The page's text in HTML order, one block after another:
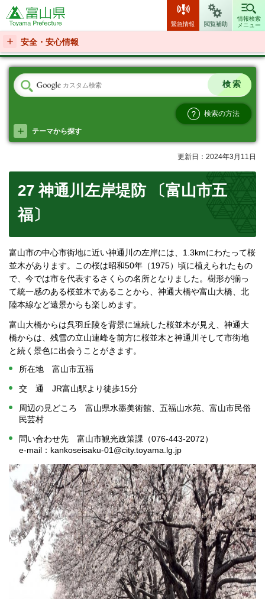
富山県
緊急情報 閲覧補助
情報検索
メニュー
安全・安心情報
検索の方法
テーマから探す
更新日：2024年3月11日
27 神通川左岸堤防 〔富山市五
福〕
富山市の中心市街地に近い神通川の左岸には、1.3kmにわたって桜
並木があります。この桜は昭和50年（1975）頃に植えられたもの
で、今では市を代表するさくらの名所となりました。樹形が揃っ
て統一感のある桜並木であることから、神通大橋や富山大橋、北
陸本線など遠景からも楽しめます。
富山大橋からは呉羽丘陵を背景に連続した桜並木が見え、神通大
橋からは、残雪の立山連峰を前方に桜並木と神通川そして市街地
と続く景色に出会うことがきます。
所在地 富山市五福
交 通 JR富山駅より徒歩15分
周辺の見どころ 富山県水墨美術館、五福山水苑、富山市民俗
民芸村
問い合わせ先 富山市観光政策課（076-443-2072）
e-mail：kankoseisaku-01@city.toyama.lg.jp